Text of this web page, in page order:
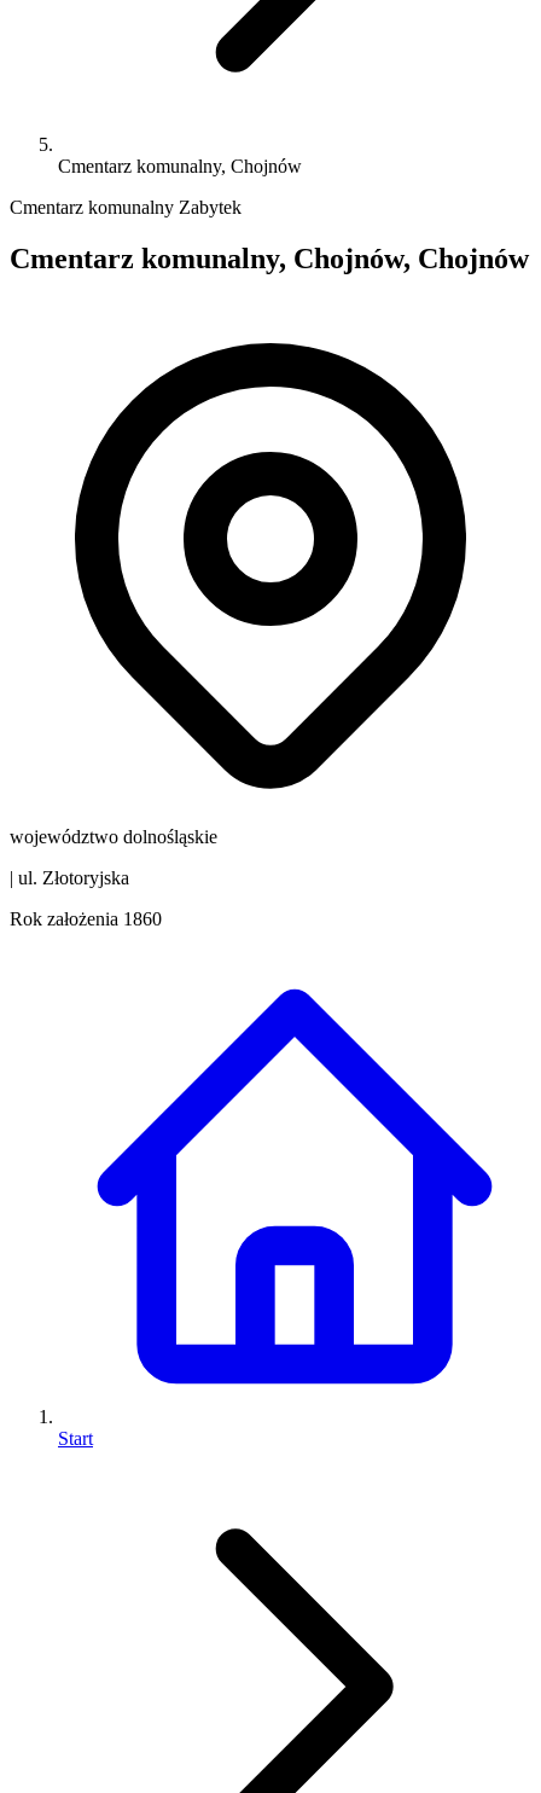
Cmentarz komunalny, Chojnów
Cmentarz komunalny Zabytek
Cmentarz komunalny, Chojnów, Chojnów
województwo dolnośląskie
| ul. Złotoryjska
Rok założenia 1860
Start